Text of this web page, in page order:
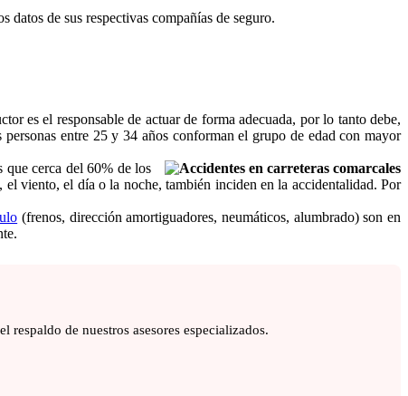
datos de sus respectivas compañías de seguro.
es el responsable de actuar de forma adecuada, por lo tanto debe,
entre 25 y 34 años conforman el grupo de edad con mayor
que cerca del 60% de los
viento, el día o la noche, también inciden en la accidentalidad. Por
(frenos, dirección amortiguadores, neumáticos, alumbrado) son en
respaldo de nuestros asesores especializados.